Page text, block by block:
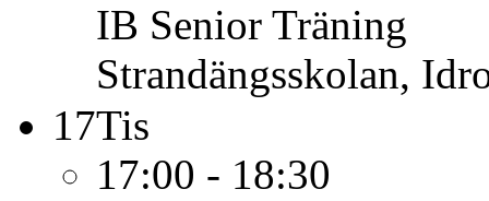
IB Senior Träning
Strandängsskolan,
17Tis
17:00 - 18:30